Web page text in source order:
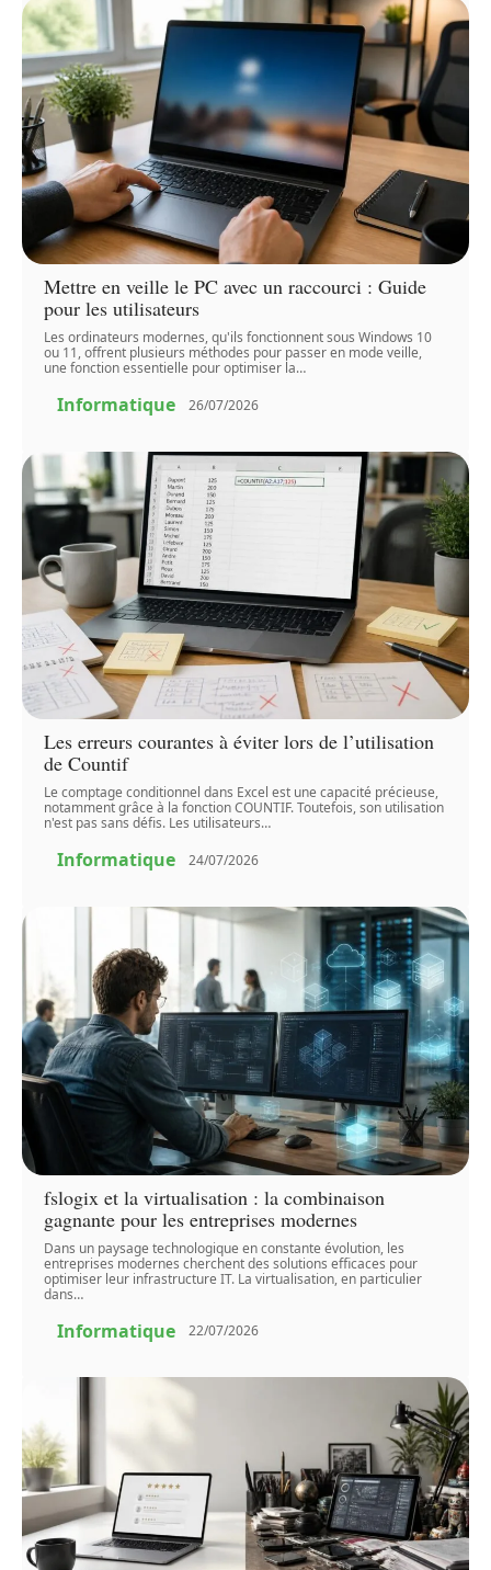
Mettre en veille le PC avec un raccourci : Guide
pour les utilisateurs
Les ordinateurs modernes, qu'ils fonctionnent sous Windows 10
ou 11, offrent plusieurs méthodes pour passer en mode veille,
une fonction essentielle pour optimiser la…
Informatique 26/07/2026
Les erreurs courantes à éviter lors de l’utilisation
de Countif
Le comptage conditionnel dans Excel est une capacité précieuse,
notamment grâce à la fonction COUNTIF. Toutefois, son utilisation
n'est pas sans défis. Les utilisateurs…
Informatique 24/07/2026
fslogix et la virtualisation : la combinaison
gagnante pour les entreprises modernes
Dans un paysage technologique en constante évolution, les
entreprises modernes cherchent des solutions efficaces pour
optimiser leur infrastructure IT. La virtualisation, en particulier
dans…
Informatique 22/07/2026